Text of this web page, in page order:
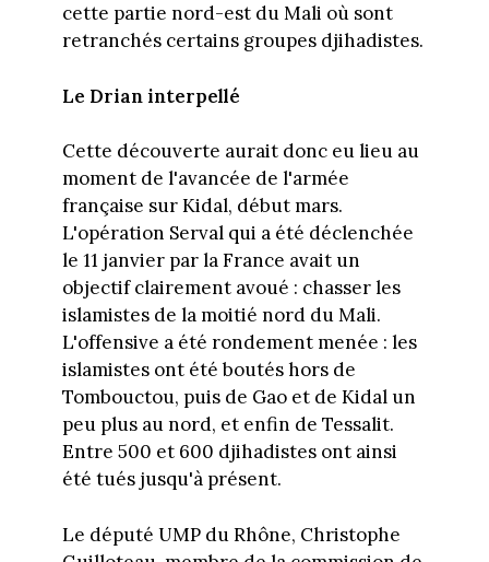
cette partie nord-est du Mali où sont
retranchés certains groupes djihadistes.
Le Drian interpellé
Cette découverte aurait donc eu lieu au
moment de l'avancée de l'armée
française sur Kidal, début mars.
L'opération Serval qui a été déclenchée
le 11 janvier par la France avait un
objectif clairement avoué : chasser les
islamistes de la moitié nord du Mali.
L'offensive a été rondement menée : les
islamistes ont été boutés hors de
Tombouctou, puis de Gao et de Kidal un
peu plus au nord, et enfin de Tessalit.
Entre 500 et 600 djihadistes ont ainsi
été tués jusqu'à présent.
Le député UMP du Rhône, Christophe